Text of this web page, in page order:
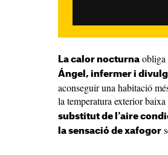
La calor nocturna obliga
Ángel, infermer i
aconseguir una habitació
la temperatura exterior
substitut de l'aire
la sensació de xafogor